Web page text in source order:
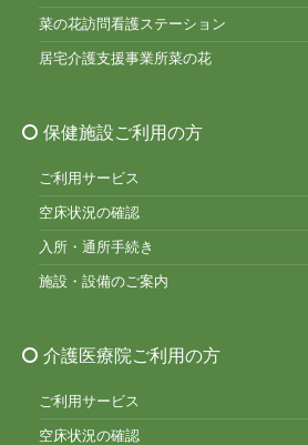
菜の花訪問看護ステーション
居宅介護支援事業所菜の花
保健施設ご利用の方
ご利用サービス
空床状況の確認
入所・通所手続き
施設・設備のご案内
介護医療院ご利用の方
ご利用サービス
空床状況の確認